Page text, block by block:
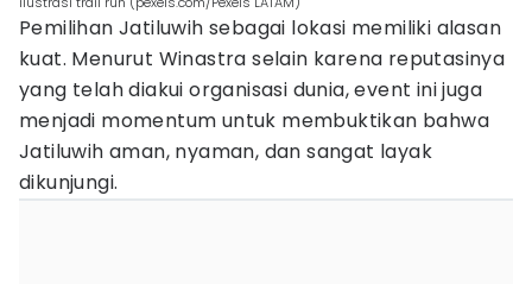
Pemilihan Jatiluwih sebagai lokasi memiliki alasan
kuat. Menurut Winastra selain karena reputasinya
yang telah diakui organisasi dunia, event ini juga
menjadi momentum untuk membuktikan bahwa
Jatiluwih aman, nyaman, dan sangat layak
dikunjungi.